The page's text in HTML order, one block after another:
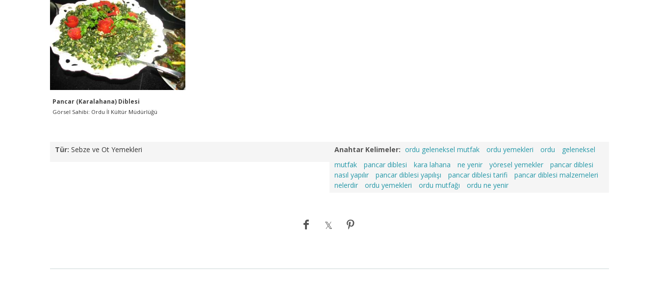
Pancar (Karalahana) Diblesi
Görsel Sahibi: Ordu İl Kültür Müdürlüğü
Tür: Sebze ve Ot Yemekleri Anahtar Kelimeler: ordu geleneksel mutfak ordu yemekleri ordu
geleneksel
mutfak
pancar diblesi kara lahana ne yenir yöresel yemekler
pancar diblesi
nasıl yapılır
pancar diblesi yapılışı pancar diblesi tarifi
pancar diblesi malzemeleri
nelerdir
ordu yemekleri ordu mutfağı ordu ne yenir